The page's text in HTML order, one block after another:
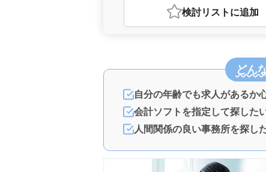
おすすめポイント
＜経験者優遇の働きやすい環境＞ 群
整理などです。経験者は給与面で
実の福利厚生と働きやすさ＞ 土日
環境が整っています。昇給や賞与も
通勤のストレスも軽減されます。
給与に加え、通勤手当も支給されま
務所経験者は給与面での優遇があり
とが可能です。
検討リスト に追加
どん
自分の年齢でも求人があるか
会計ソフトを指定して探した
人間関係の良い事務所を探し